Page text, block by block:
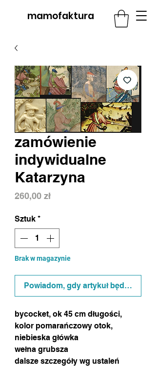
mamofaktura
zamówienie
indywidualne
Katarzyna
260,00 złCena
Sztuk *
Brak w magazynie
Powiadom, gdy artykuł będzie
bycocket, ok 45 cm długości,
kolor pomarańczowy otok,
niebieska główka
wełna grubsza
dalsze szczegóły wg ustaleń